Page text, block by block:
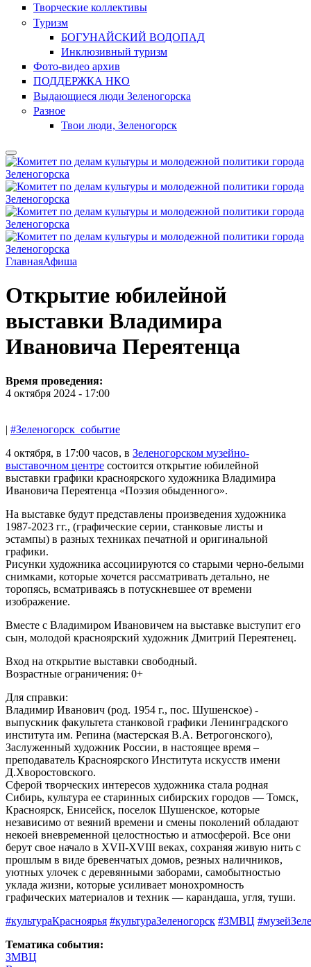
Творческие коллективы
Туризм
БОГУНАЙСКИЙ ВОДОПАД
Инклюзивный туризм
Фото-видео архив
ПОДДЕРЖКА НКО
Выдающиеся люди Зеленогорска
Разное
Твои люди, Зеленогорск
ГлавнаяАфиша
Открытие юбилейной
выставки Владимира
Ивановича Переятенца
Время проведения:
4 октября 2024 - 17:00
| #Зеленогорск_событие
4 октября, в 17:00 часов, в Зеленогорском музейно-
выставочном центре состоится открытие юбилейной
выставки графики красноярского художника Владимира
Ивановича Переятенца «Поэзия обыденного».
На выставке будут представлены произведения художника
1987-2023 гг., (графические серии, станковые листы и
эстампы) в разных техниках печатной и оригинальной
графики.
Рисунки художника ассоциируются со старыми черно-белыми
снимками, которые хочется рассматривать детально, не
торопясь, всматриваясь в потускневшее от времени
изображение.
Вместе с Владимиром Ивановичем на выставке выступит его
сын, молодой красноярский художник Дмитрий Переятенец.
Вход на открытие выставки свободный.
Возрастные ограничения: 0+
Для справки:
Владимир Иванович (род. 1954 г., пос. Шушенское) -
выпускник факультета станковой графики Ленинградского
института им. Репина (мастерская В.А. Ветрогонского),
Заслуженный художник России, в настоящее время –
преподаватель Красноярского Института искусств имени
Д.Хворостовского.
Сферой творческих интересов художника стала родная
Сибирь, культура ее старинных сибирских городов — Томск,
Красноярск, Енисейск, поселок Шушенское, которые
независимо от веяний времени и смены поколений обладают
некоей вневременной целостностью и атмосферой. Все они
берут свое начало в ХVII-ХVIII веках, сохраняя живую нить с
прошлым в виде бревенчатых домов, резных наличников,
уютных улочек с деревянными заборами, самобытностью
уклада жизни, которые усиливает монохромность
графических материалов и техник — карандаша, угля, туши.
#культураКрасноярья #культураЗеленогорск #ЗМВЦ
Тематика события:
ЗМВЦ